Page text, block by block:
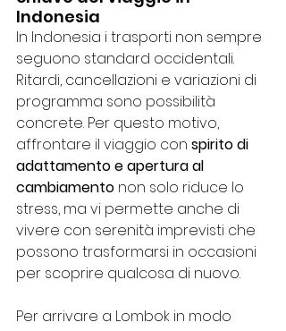
Indonesia
In Indonesia i trasporti non sempre
seguono standard occidentali.
Ritardi, cancellazioni e variazioni di
programma sono possibilità
concrete. Per questo motivo,
affrontare il viaggio con spirito di
adattamento e apertura al
cambiamento non solo riduce lo
stress, ma vi permette anche di
vivere con serenità imprevisti che
possono trasformarsi in occasioni
per scoprire qualcosa di nuovo.
Per arrivare a Lombok in modo